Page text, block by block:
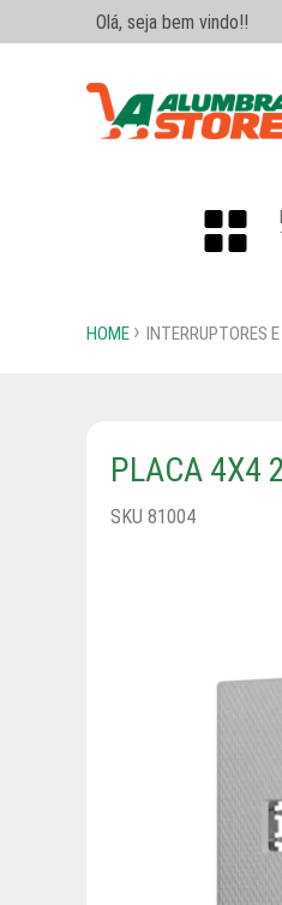
Olá, seja bem vindo!!
HOME INTERRUPTORES
PLACA 4X4
SKU 81004